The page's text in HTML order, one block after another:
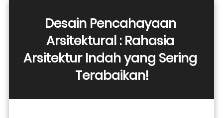
Desain Pencahayaan
Arsitektural : Rahasia
Arsitektur Indah yang Sering
Terabaikan!